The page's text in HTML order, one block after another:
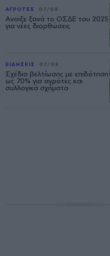
ΑΓΡΟΤΕΣ 07/08
Ανοιξε ξανά το ΟΣΔΕ του 2025
για νέες διορθώσεις
ΕΙΔΗΣΕΙΣ 07/08
Σχέδια βελτίωσης με επιδότηση
ως 70% για αγρότες και
συλλογικά σχήματα